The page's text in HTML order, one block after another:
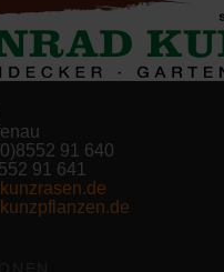
91 640
91 641